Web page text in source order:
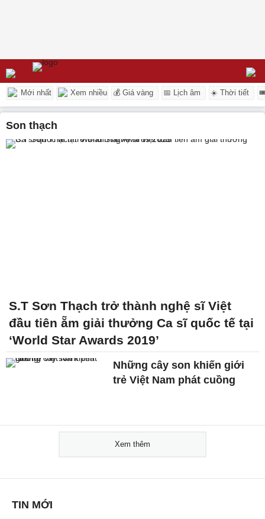
Mới nhất Xem nhiều 💰 Giá vàng 📅 Lịch âm ☀️ Thời tiết
son thạch
S.T Sơn Thạch trở thành nghệ sĩ Việt
đầu tiên ẵm giải thưởng Ca sĩ quốc tế tại
‘World Star Awards 2019’
Những cây son khiến giới
trẻ Việt Nam phát cuồng
Xem thêm
TIN MỚI